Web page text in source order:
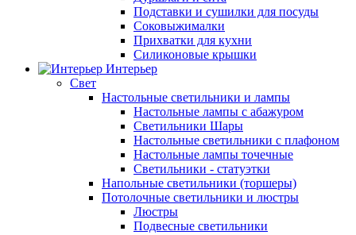
Подставки и сушилки для посуды
Соковыжималки
Прихватки для кухни
Силиконовые крышки
Интерьер
Свет
Настольные светильники и лампы
Настольные лампы с абажуром
Светильники Шары
Настольные светильники с плафоном
Настольные лампы точечные
Светильники - статуэтки
Напольные светильники (торшеры)
Потолочные светильники и люстры
Люстры
Подвесные светильники